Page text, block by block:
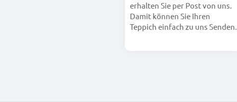
erhalten Sie per Post von uns.
Damit können Sie Ihren
Teppich einfach zu uns Senden.